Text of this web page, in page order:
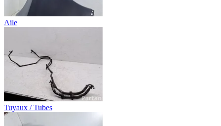
Aile
Tuyaux / Tubes